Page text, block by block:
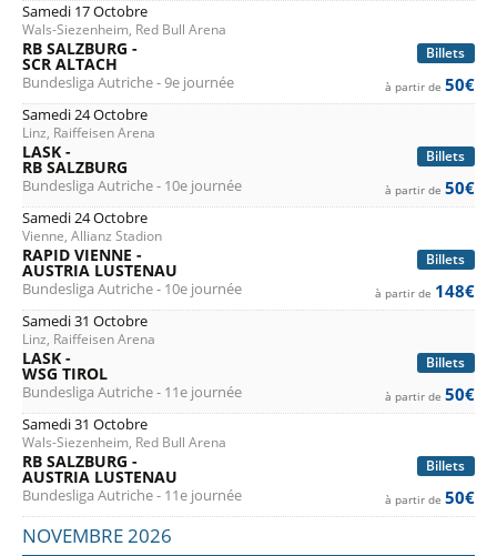
Samedi 17 Octobre
Wals-Siezenheim, Red Bull Arena
Billets
RB SALZBURG -
SCR ALTACH
Bundesliga Autriche - 9e journée à partir de 50€
Samedi 24 Octobre
Linz, Raiffeisen Arena
Billets
LASK -
RB SALZBURG
Bundesliga Autriche - 10e journée à partir de 50€
Samedi 24 Octobre
Vienne, Allianz Stadion
Billets
RAPID VIENNE -
AUSTRIA LUSTENAU
Bundesliga Autriche - 10e journée à partir de 148€
Samedi 31 Octobre
Linz, Raiffeisen Arena
Billets
LASK -
WSG TIROL
Bundesliga Autriche - 11e journée à partir de 50€
Samedi 31 Octobre
Wals-Siezenheim, Red Bull Arena
Billets
RB SALZBURG -
AUSTRIA LUSTENAU
Bundesliga Autriche - 11e journée à partir de 50€
NOVEMBRE 2026